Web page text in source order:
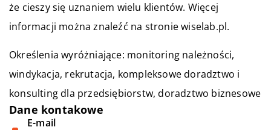
że cieszy się uznaniem wielu klientów. Więcej
informacji można znaleźć na stronie wiselab.pl.
Określenia wyróżniające: monitoring należności,
windykacja, rekrutacja, kompleksowe doradztwo i
konsulting dla przedsiębiorstw, doradztwo biznesowe
Dane kontakowe
E-mail